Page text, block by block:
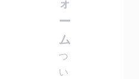
ー
ム
つ
い